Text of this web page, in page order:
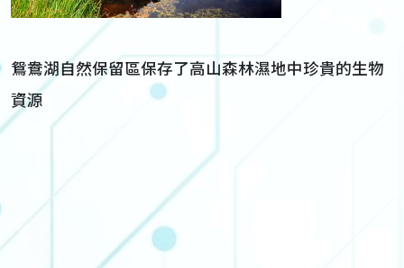
鴛鴦湖自然保留區保存了高山森林濕地中珍貴的生物
資源